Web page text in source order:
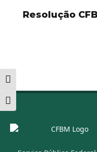
Alternar alto contraste
Alternar tamanho da fonte
Resolução